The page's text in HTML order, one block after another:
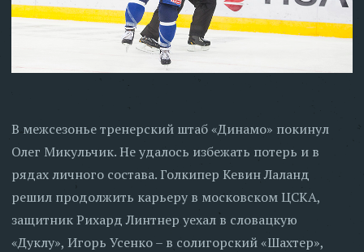
В межсезонье тренерский штаб «Динамо» покинул
Олег Микульчик. Не удалось избежать потерь и в
рядах личного состава. Голкипер Кевин Лаланд
решил продолжить карьеру в московском ЦСКА,
защитник Рихард Линтнер уехал в словацкую
«Дуклу», Игорь Усенко – в солигорский «Шахтер»,